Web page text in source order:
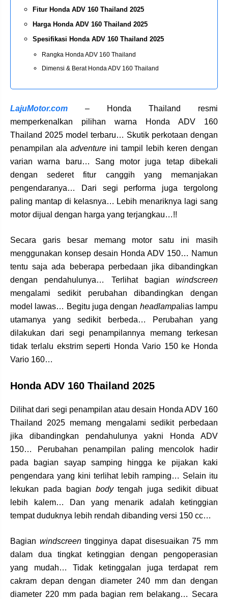
Fitur Honda ADV 160 Thailand 2025
Harga Honda ADV 160 Thailand 2025
Spesifikasi Honda ADV 160 Thailand 2025
Rangka Honda ADV 160 Thailand
Dimensi & Berat Honda ADV 160 Thailand
LajuMotor.com – Honda Thailand resmi
memperkenalkan pilihan warna Honda ADV 160
Thailand 2025 model terbaru… Skutik perkotaan dengan
penampilan ala adventure ini tampil lebih keren dengan
varian warna baru… Sang motor juga tetap dibekali
dengan sederet fitur canggih yang memanjakan
pengendaranya… Dari segi performa juga tergolong
paling mantap di kelasnya… Lebih menariknya lagi sang
motor dijual dengan harga yang terjangkau…!!
Secara garis besar memang motor satu ini masih
menggunakan konsep desain Honda ADV 150… Namun
tentu saja ada beberapa perbedaan jika dibandingkan
dengan pendahulunya… Terlihat bagian windscreen
mengalami sedikit perubahan dibandingkan dengan
model lawas… Begitu juga dengan headlampalias lampu
utamanya yang sedikit berbeda… Perubahan yang
dilakukan dari segi penampilannya memang terkesan
tidak terlalu ekstrim seperti Honda Vario 150 ke Honda
Vario 160…
Honda ADV 160 Thailand 2025
Dilihat dari segi penampilan atau desain Honda ADV 160
Thailand 2025 memang mengalami sedikit perbedaan
jika dibandingkan pendahulunya yakni Honda ADV
150… Perubahan penampilan paling mencolok hadir
pada bagian sayap samping hingga ke pijakan kaki
pengendara yang kini terlihat lebih ramping… Selain itu
lekukan pada bagian bodytengah juga sedikit dibuat
lebih kalem… Dan yang menarik adalah ketinggian
tempat duduknya lebih rendah dibanding versi 150 cc…
Bagian windscreentingginya dapat disesuaikan 75 mm
dalam dua tingkat ketinggian dengan pengoperasian
yang mudah… Tidak ketinggalan juga terdapat rem
cakram depan dengan diameter 240 mm dan dengan
diameter 220 mm pada bagian rem belakang… Secara